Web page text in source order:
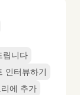
립니다
인터뷰하기
에 추가